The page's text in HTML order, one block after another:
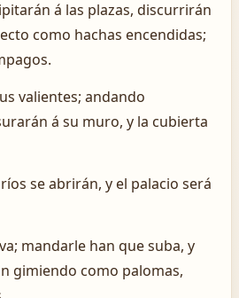
á las plazas, discurrirán
como hachas encendidas;
valientes; andando
á su muro, y la cubierta
se abrirán, y el palacio será
mandarle han que suba, y
gimiendo como palomas,